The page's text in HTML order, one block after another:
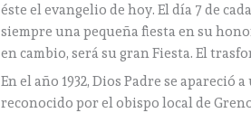
éste el evangelio de hoy. El día 7 de
siempre una pequeña fiesta en su
en cambio, será su gran Fiesta. El
En el año 1932, Dios Padre se apareció
reconocido por el obispo local de